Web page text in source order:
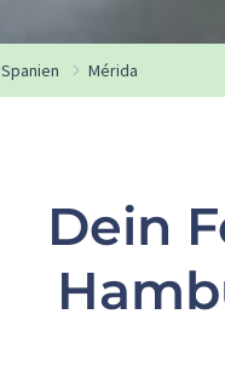
Spanien Mérida
Dein